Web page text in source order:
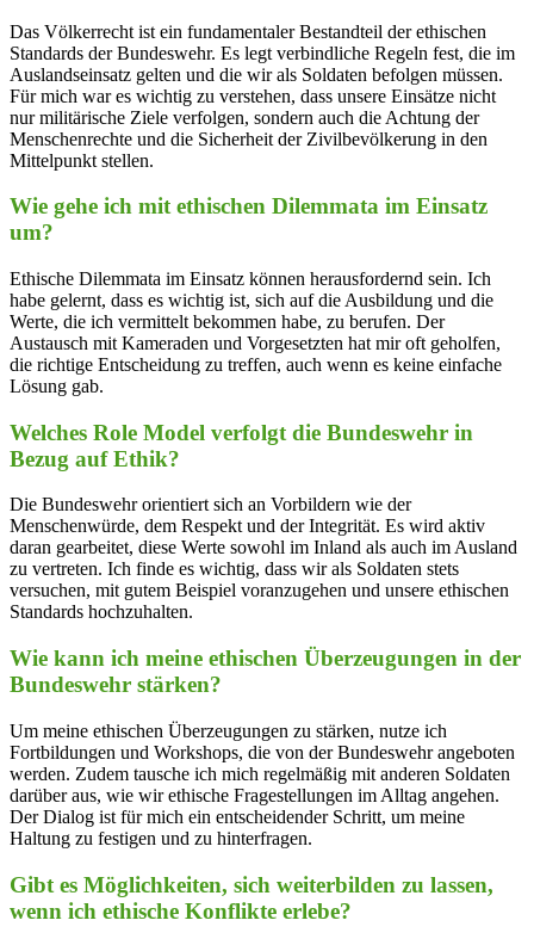
Das Völkerrecht ‌ist ein fundamentaler ‍Bestandteil der ethischen
Standards‍ der Bundeswehr. Es legt verbindliche ‍Regeln fest, ​die im‍
Auslandseinsatz gelten und die‌ wir als Soldaten⁤ befolgen müssen.
Für ‌mich war es wichtig zu ‍verstehen, dass ​unsere Einsätze nicht
nur ‍militärische ‌Ziele verfolgen, sondern‌ auch die Achtung ⁢der
Menschenrechte und die Sicherheit‍ der Zivilbevölkerung in ‍den
Mittelpunkt ⁢stellen.
Wie gehe ich mit ⁣ethischen Dilemmata im Einsatz
‍um?
Ethische Dilemmata⁢ im Einsatz können ‍herausfordernd sein. Ich
habe gelernt, ⁣dass⁣ es wichtig ist,‌ sich auf ⁤die Ausbildung​ und⁤ die
Werte, ⁢die ich‍ vermittelt bekommen ‌habe, ​zu berufen.⁢ Der
Austausch​ mit Kameraden und Vorgesetzten hat mir oft geholfen,
die richtige Entscheidung‍ zu ⁣treffen, auch⁤ wenn es keine einfache
Lösung⁢ gab.
Welches ‌Role ⁣Model verfolgt die Bundeswehr in
‍Bezug ⁤auf​ Ethik?
Die Bundeswehr orientiert sich an Vorbildern wie der⁤
Menschenwürde,⁣ dem Respekt und der⁢ Integrität. Es‌ wird ⁣aktiv
daran gearbeitet, diese Werte sowohl im Inland als auch im​ Ausland
zu ‍vertreten.⁣ Ich finde es wichtig, dass wir⁢ als Soldaten stets
versuchen, ⁢mit ⁣gutem Beispiel voranzugehen und unsere ​ethischen
Standards hochzuhalten.
Wie kann ich meine ethischen ‍Überzeugungen in ⁢der
Bundeswehr stärken?
Um meine ethischen ‌Überzeugungen‍ zu stärken, nutze ich
‍Fortbildungen und⁢ Workshops, die von​ der Bundeswehr angeboten
‍werden. Zudem tausche​ ich ⁤mich ⁤regelmäßig mit⁢ anderen Soldaten
darüber ‌aus, wie‍ wir ethische ‌Fragestellungen im Alltag angehen.
Der​ Dialog ‌ist für‌ mich ein entscheidender Schritt,⁢ um ⁣meine
Haltung ⁤zu festigen und zu hinterfragen.
Gibt ⁢es Möglichkeiten, sich weiterbilden zu lassen,
wenn ich ethische Konflikte erlebe?